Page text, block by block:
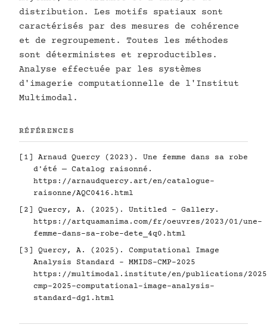
distribution. Les motifs spatiaux sont
caractérisés par des mesures de cohérence
et de regroupement. Toutes les méthodes
sont déterministes et reproductibles.
Analyse effectuée par les systèmes
d'imagerie computationnelle de l'Institut
Multimodal.
RÉFÉRENCES
[1] Arnaud Quercy (2023). Une femme dans sa robe
d'été — Catalog raisonné.
https://arnaudquercy.art/en/catalogue-
raisonne/AQC0416.html
[2] Quercy, A. (2025). Untitled - Gallery.
https://artquamanima.com/fr/oeuvres/2023/01/une-
femme-dans-sa-robe-dete_4q0.html
[3] Quercy, A. (2025). Computational Image
Analysis Standard - MMIDS-CMP-2025
https://multimodal.institute/en/publications/2025/
cmp-2025-computational-image-analysis-
standard-dg1.html